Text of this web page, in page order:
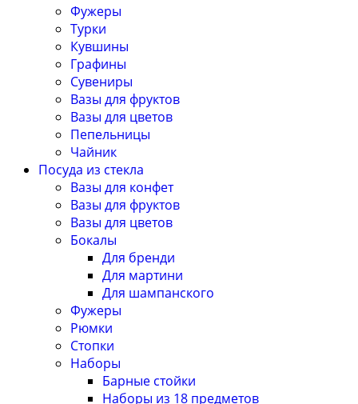
Фужеры
Турки
Кувшины
Графины
Сувениры
Вазы для фруктов
Вазы для цветов
Пепельницы
Чайник
Посуда из стекла
Вазы для конфет
Вазы для фруктов
Вазы для цветов
Бокалы
Для бренди
Для мартини
Для шампанского
Фужеры
Рюмки
Стопки
Наборы
Барные стойки
Наборы из 18 предметов